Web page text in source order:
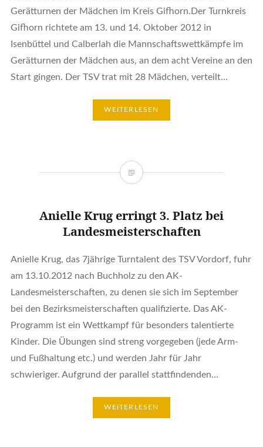
Gerätturnen der Mädchen im Kreis Gifhorn.Der Turnkreis
Gifhorn richtete am 13. und 14. Oktober 2012 in
Isenbüttel und Calberlah die Mannschaftswettkämpfe im
Gerätturnen der Mädchen aus, an dem acht Vereine an den
Start gingen. Der TSV trat mit 28 Mädchen, verteilt…
WEITERLESEN
Anielle Krug erringt 3. Platz bei
Landesmeisterschaften
Anielle Krug, das 7jährige Turntalent des TSV Vordorf, fuhr
am 13.10.2012 nach Buchholz zu den AK-
Landesmeisterschaften, zu denen sie sich im September
bei den Bezirksmeisterschaften qualifizierte. Das AK-
Programm ist ein Wettkampf für besonders talentierte
Kinder. Die Übungen sind streng vorgegeben (jede Arm-
und Fußhaltung etc.) und werden Jahr für Jahr
schwieriger. Aufgrund der parallel stattfindenden…
WEITERLESEN